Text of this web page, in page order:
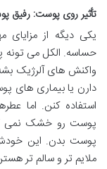
تأثیر روی پوست:
یکی دیگه از مزایای
حساسه. الکل می
واکنش های آلرژیک
دارن یا بیماری های
استفاده کنن. اما
پوست رو خشک نمی
پوست بدن. این خودش
ملایم تر و سالم تر